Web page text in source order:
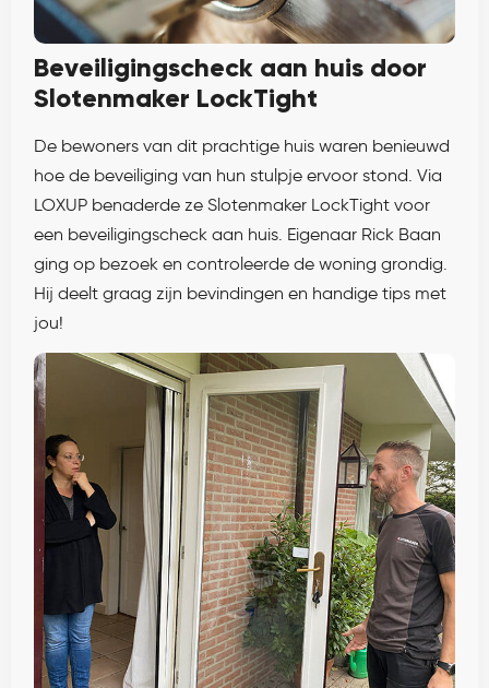
Beveiligingscheck aan huis door
Slotenmaker LockTight
De bewoners van dit prachtige huis waren benieuwd
hoe de beveiliging van hun stulpje ervoor stond. Via
LOXUP benaderde ze Slotenmaker LockTight voor
een beveiligingscheck aan huis. Eigenaar Rick Baan
ging op bezoek en controleerde de woning grondig.
Hij deelt graag zijn bevindingen en handige tips met
jou!